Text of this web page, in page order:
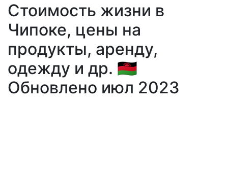
Стоимость жизни в
Чипоке, цены на
продукты, аренду,
одежду и др. 🇲🇼
Обновлено июл 2023